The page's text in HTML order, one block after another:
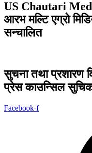
US Chautari
आरभ मल्टि एग्रो
सन्चालित
सुचना तथा प्रशारण
प्रेस काउन्सिल
Facebook-f